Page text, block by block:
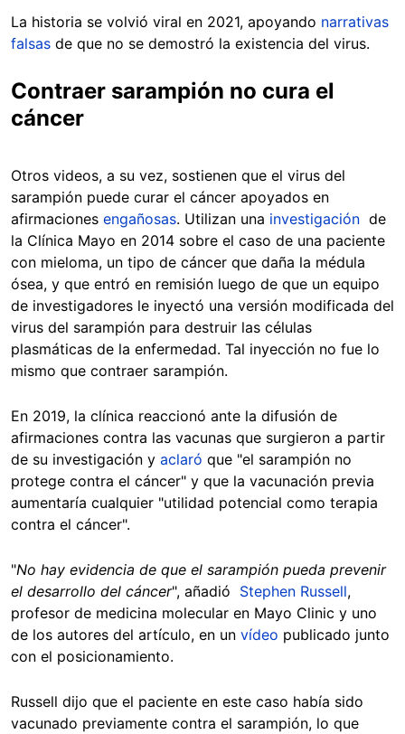
La historia se volvió viral en 2021, apoyando narrativas
falsas de que no se demostró la existencia del virus.
Contraer sarampión no cura el
cáncer
Otros videos, a su vez, sostienen que el virus del
sarampión puede curar el cáncer apoyados en
afirmaciones engañosas. Utilizan una investigación de
la Clínica Mayo en 2014 sobre el caso de una paciente
con mieloma, un tipo de cáncer que daña la médula
ósea, y que entró en remisión luego de que un equipo
de investigadores le inyectó una versión modificada del
virus del sarampión para destruir las células
plasmáticas de la enfermedad. Tal inyección no fue lo
mismo que contraer sarampión.
En 2019, la clínica reaccionó ante la difusión de
afirmaciones contra las vacunas que surgieron a partir
de su investigación y aclaró que "el sarampión no
protege contra el cáncer" y que la vacunación previa
aumentaría cualquier "utilidad potencial como terapia
contra el cáncer".
"No hay evidencia de que el sarampión pueda prevenir
el desarrollo del cáncer", añadió Stephen Russell,
profesor de medicina molecular en Mayo Clinic y uno
de los autores del artículo, en un vídeo publicado junto
con el posicionamiento.
Russell dijo que el paciente en este caso había sido
vacunado previamente contra el sarampión, lo que